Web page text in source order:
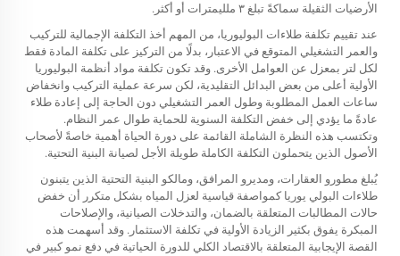
الأرضيات الثقيلة سماكةً تبلغ ٣ ملليمترات أو أكثر.
عند تقييم تكلفة طلاءات البوليوريا، من المهم أخذ التكلفة الإجمالية للتركيب
والعمر التشغيلي المتوقع في الاعتبار، بدلًا من التركيز على تكلفة المادة فقط
لكل لتر بمعزل عن العوامل الأخرى. وقد تكون تكلفة مواد أنظمة البوليوريا
الأولية أعلى من بعض البدائل التقليدية، لكن سرعة عملية التركيب وانخفاض
ساعات العمل المطلوبة وطول العمر التشغيلي دون الحاجة إلى إعادة طلاء
عادةً ما يؤدي إلى خفض التكلفة السنوية للحماية طوال عمر النظام.
وتكتسب هذه النظرة الشاملة القائمة على دورة الحياة أهمية خاصةً لأصحاب
الأصول الذين يتحملون التكلفة الكاملة طويلة الأجل لصيانة البنية التحتية.
يُبلغ مطورو العقارات، ومديرو المرافق، ومالكو البنية التحتية الذين يتبنون
طلاءات البولي يوريا كمواصفة قياسية لعزل المياه بشكل متكرر أن خفض
حالات المطالبات المتعلقة بالضمان، والتدخلات الصيانية، والإصلاحات
المبكرة يفوق بكثير الزيادة الأولية في تكلفة الاستثمار. وقد أسهمت هذه
القصة الإيجابية المتعلقة بالاقتصاد الكلي للدورة الحياتية في دفع نمو كبير في